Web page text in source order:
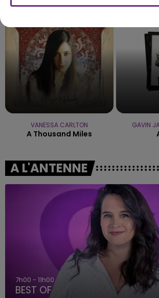
VANESSA CARLTON
A Thousand Miles
GAVIN
A L'ANTENNE
7h00 - 11h00
BEST OF